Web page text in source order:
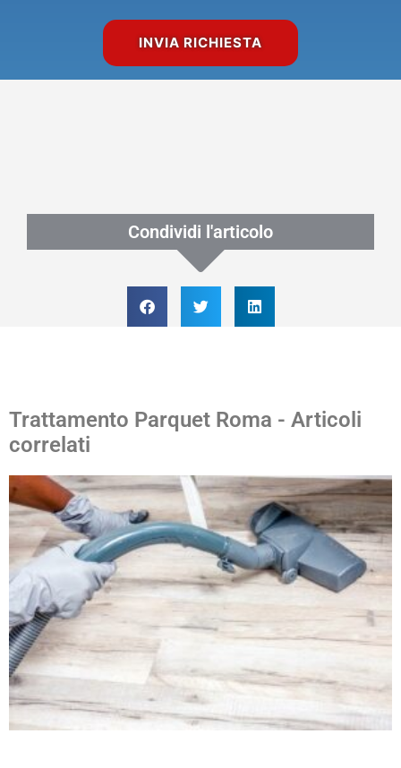
Condividi l'articolo
Trattamento Parquet Roma - Articoli
correlati